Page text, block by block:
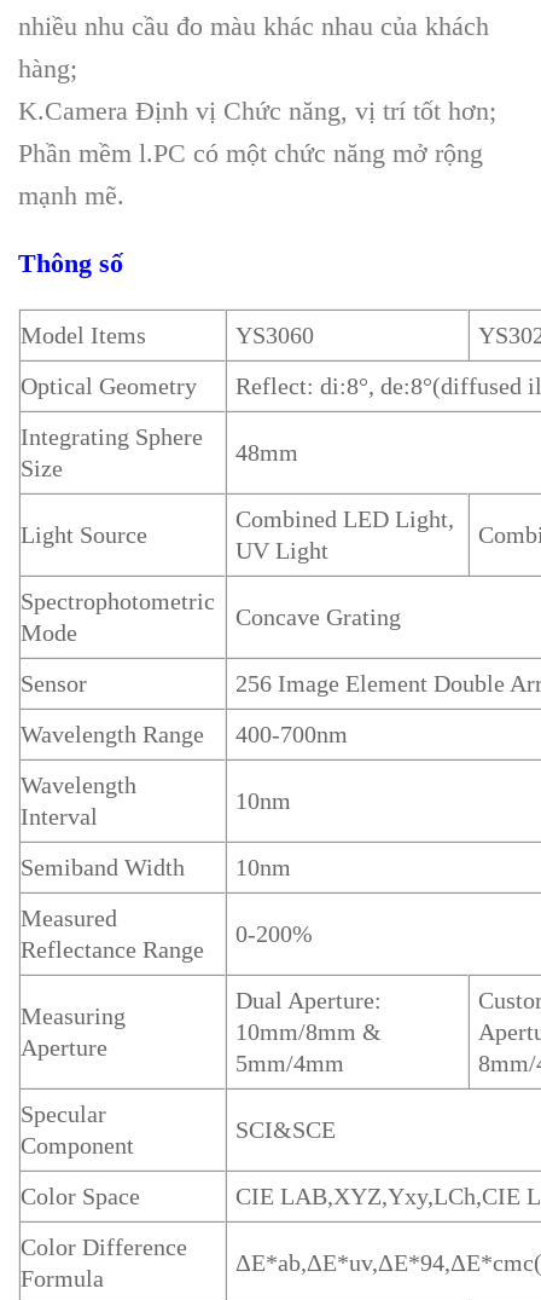
nhiều nhu cầu đo màu khác nhau của khách
hàng;
K.Camera Định vị Chức năng, vị trí tốt hơn;
Phần mềm l.PC có một chức năng mở rộng
mạnh mẽ.
Thông số
Model Items YS3060
Optical Geometry
Reflect: di:8°, de:8°(diffused
Integrating Sphere
Size
48mm
Light Source
Combined LED Light,
UV Light
Spectrophotometric
Mode
Concave Grating
Sensor
256 Image Element Double
Wavelength Range
400-700nm
Wavelength
Interval
10nm
Semiband Width
10nm
Measured
Reflectance Range
0-200%
Measuring
Aperture
Dual Aperture:
10mm/8mm &
5mm/4mm
Specular
Component
SCI&SCE
Color Space
CIE LAB,XYZ,Yxy,LCh,CIE
Color Difference
Formula